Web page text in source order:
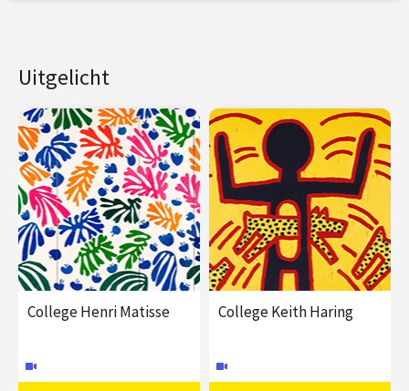
Uitgelicht
College Henri Matisse College Keith Haring